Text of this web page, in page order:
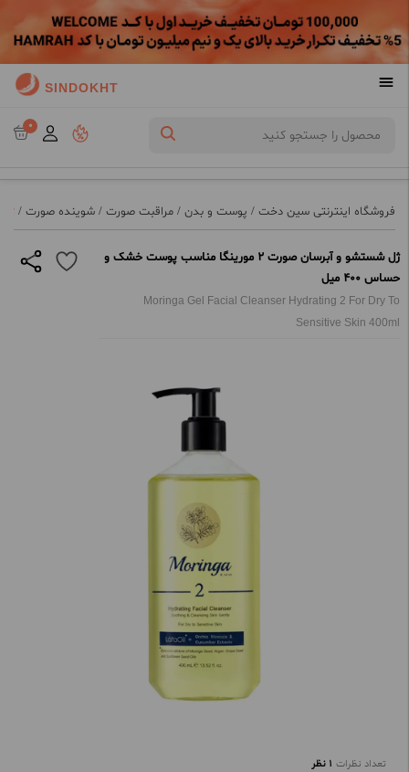
SINDOKHT
0
فروشگاه اینترنتی سین دخت / پوست و بدن / مراقبت صورت / شوینده صورت / ژل
ژل شستشو و آبرسان صورت 2 مورینگا مناسب پوست خشک و
حساس 400 میل
Moringa Gel Facial Cleanser Hydrating 2 For Dry To
Sensitive Skin 400ml
تعداد نظرات 1 نظر